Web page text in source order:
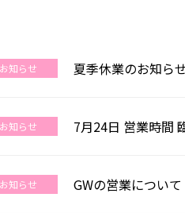
お知らせ 夏季休業のお知ら
お知らせ 7月24日 営業時間
お知らせ GWの営業について